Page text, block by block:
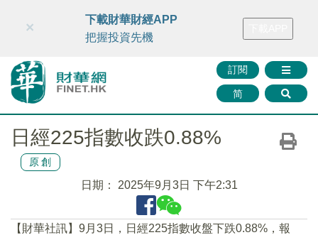
財華智庫網 FINTV FINMETA 財華證券 媒體矩陣
訂閱
简
×
下載財華財經APP
把握投資先機
日經225指數收跌0.88%
原創
日期： 2025年9月3日 下午2:31
【財華社訊】9月3日，日經225指數收盤下跌0.88%，報